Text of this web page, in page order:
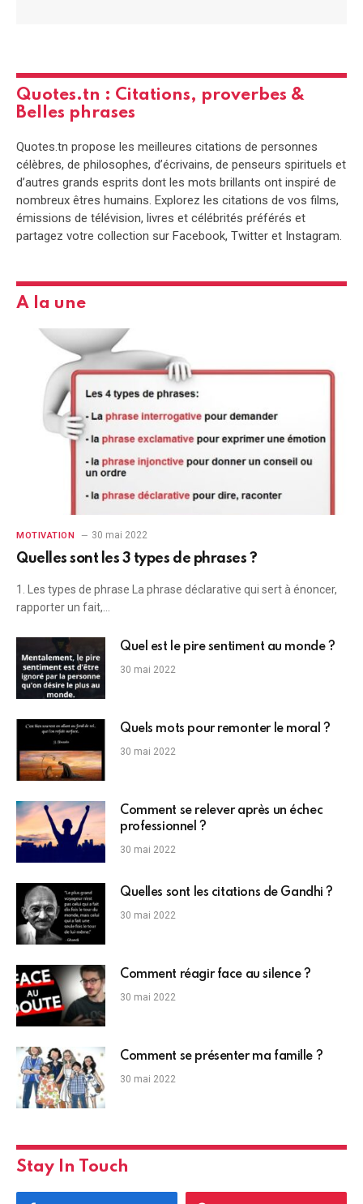
Quotes.tn : Citations, proverbes &
Belles phrases
Quotes.tn propose les meilleures citations de personnes
célèbres, de philosophes, d’écrivains, de penseurs spirituels et
d’autres grands esprits dont les mots brillants ont inspiré de
nombreux êtres humains. Explorez les citations de vos films,
émissions de télévision, livres et célébrités préférés et
partagez votre collection sur Facebook, Twitter et Instagram.
A la une
MOTIVATION 30 mai 2022
Quelles sont les 3 types de phrases ?
1. Les types de phrase La phrase déclarative qui sert à énoncer,
rapporter un fait,…
Quel est le pire sentiment au monde ?
30 mai 2022
Quels mots pour remonter le moral ?
30 mai 2022
Comment se relever après un échec
professionnel ?
30 mai 2022
Quelles sont les citations de Gandhi ?
30 mai 2022
Comment réagir face au silence ?
30 mai 2022
Comment se présenter ma famille ?
30 mai 2022
Stay In Touch